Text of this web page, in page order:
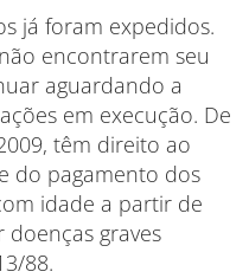
já foram expedidos.
encontrarem seu
aguardando a
em execução. De
têm direito ao
do pagamento dos
idade a partir de
graves
88.